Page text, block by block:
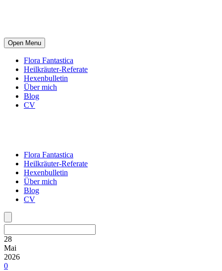
Open Menu
Flora Fantastica
Heilkräuter-Referate
Hexenbulletin
Über mich
Blog
CV
Flora Fantastica
Heilkräuter-Referate
Hexenbulletin
Über mich
Blog
CV
28
Mai
2026
0